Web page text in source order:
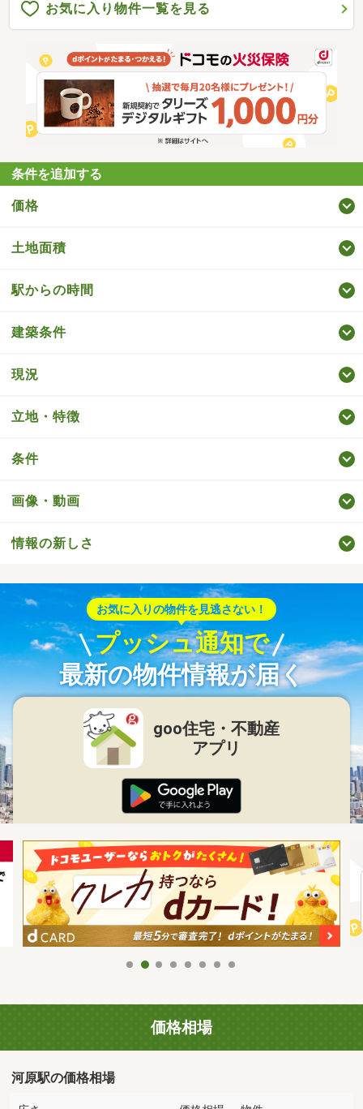
お気に入り物件一覧を見る
条件を追加する
価格
土地面積
駅からの時間
建築条件
現況
立地・特徴
条件
画像・動画
情報の新しさ
お気に入りの物件を見逃さない！
プッシュ通知で
最新の物件情報が届く
goo住宅・不動産
アプリ
価格相場
河原駅の価格相場